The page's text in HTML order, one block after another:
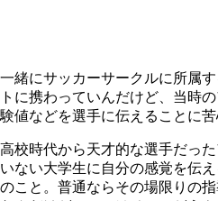
一緒にサッカーサークルに所属
トに携わっていんだけど、当時
験値などを選手に伝えることに苦
高校時代から天才的な選手だっ
いない大学生に自分の感覚を伝
のこと。普通ならその場限りの